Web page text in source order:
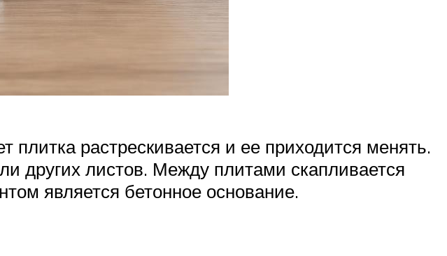
плитка растрескивается и ее приходится менять.
других листов. Между плитами скапливается
является бетонное основание.